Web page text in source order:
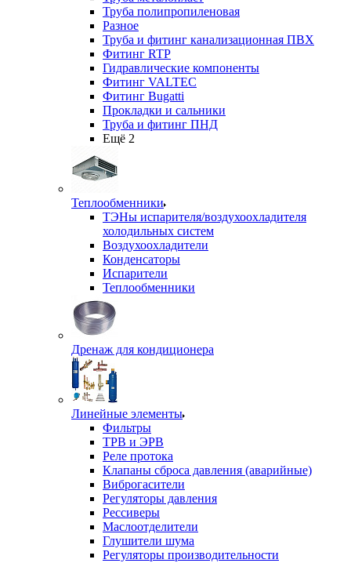
Труба полипропиленовая
Разное
Труба и фитинг канализационная ПВХ
Фитинг RTP
Гидравлические компоненты
Фитинг VALTEC
Фитинг Bugatti
Прокладки и сальники
Труба и фитинг ПНД
Ещё 2
Теплообменники
ТЭНы испарителя/воздухоохладителя
холодильных систем
Воздухоохладители
Конденсаторы
Испарители
Теплообменники
Дренаж для кондиционера
Линейные элементы
Фильтры
ТРВ и ЭРВ
Реле протока
Клапаны сброса давления (аварийные)
Виброгасители
Регуляторы давления
Рессиверы
Маслоотделители
Глушители шума
Регуляторы производительности